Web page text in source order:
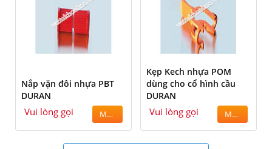
Nắp vặn đôi nhựa PBT
DURAN
Vui lòng gọi MUA
Kẹp Kech nhựa POM
dùng cho cổ hình cầu
DURAN
Vui lòng gọi MUA